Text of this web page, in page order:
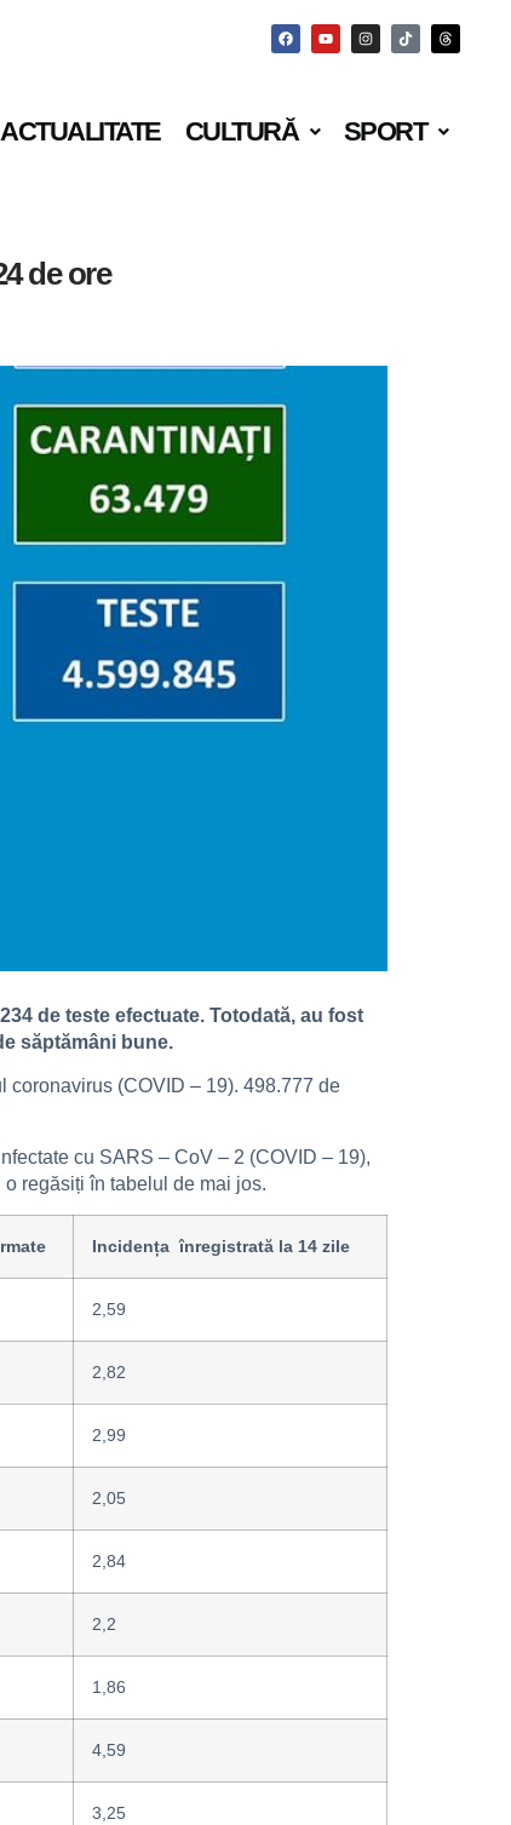
ACTUALITATE CULTURĂ SPORT
de ore
de teste efectuate. Totodată, au fost
săptămâni bune.
coronavirus (COVID – 19). 498.777 de
cu SARS – CoV – 2 (COVID – 19),
regăsiți în tabelul de mai jos.
Incidența înregistrată la 14 zile
2,59
2,82
2,99
2,05
2,84
2,2
1,86
4,59
3,25